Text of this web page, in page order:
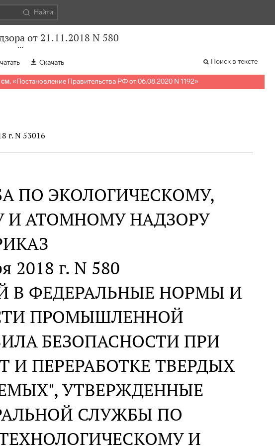
Найти
от 21.11.2018 N 580
Скачать Поиск в тексте
см. «Постановление Правительства РФ от 06.08.2020 N 1192»
г. N 53016
ПО ЭКОЛОГИЧЕСКОМУ,
И АТОМНОМУ НАДЗОРУ
2018 г. N 580
В ФЕДЕРАЛЬНЫЕ НОРМЫ И
ПРОМЫШЛЕННОЙ
БЕЗОПАСНОСТИ ПРИ
И ПЕРЕРАБОТКЕ ТВЕРДЫХ
УТВЕРЖДЕННЫЕ
СЛУЖБЫ ПО
И